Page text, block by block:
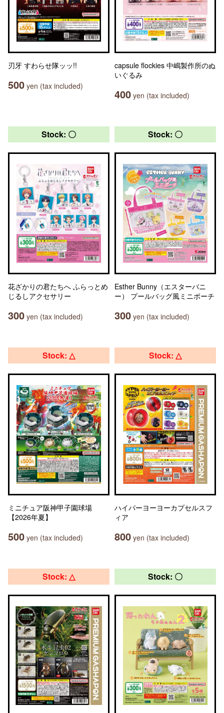
刃牙 すわらせ隊ッッ!!
500 yen (tax included)
capsule flockies 中嶋製作所のぬ
いぐるみ
400 yen (tax included)
Stock: 〇
花ざかりの君たちへ ふらっとめ
じるしアクセサリー
300 yen (tax included)
Stock: 〇
Esther Bunny（エスターバニ
ー） プールバッグ風ミニポーチ
300 yen (tax included)
Stock: △
ミニチュア阪神甲子園球場
【2026年夏】
500 yen (tax included)
Stock: △
ハイパーヨーヨーカプセルスフ
ィア
800 yen (tax included)
Stock: △ Stock: 〇